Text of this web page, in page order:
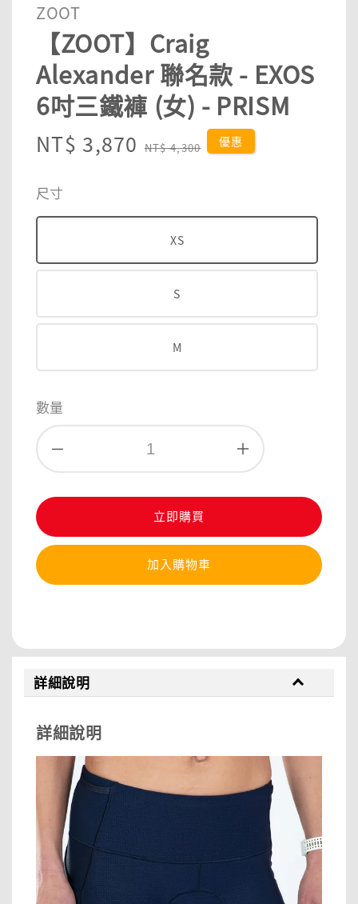
ZOOT
【ZOOT】Craig
Alexander 聯名款 - EXOS
6吋三鐵褲 (女) - PRISM
Sale
NT$ 3,870 Regular
NT$ 4,300 優惠
尺寸
XS
S
M
數量
立即購買
加入購物車
詳細說明
詳細說明